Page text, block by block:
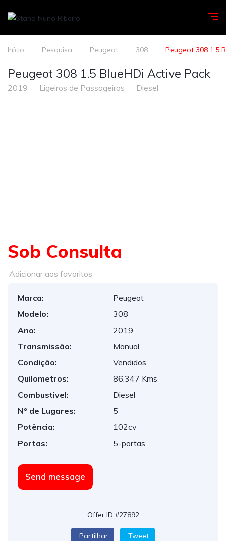
Início Pesquisa Peugeot 308 Peugeot 308 1.5
Peugeot 308 1.5 BlueHDi Active Pack
2019 Ligeiros de Passageiros Diesel
Sob Consulta
Adicionar aos favoritos
Marca:
Peugeot
Modelo:
308
Ano:
2019
Transmissão:
Manual
Condição:
Vendidos
Quilometros:
86,347 Kms
Combustivel:
Diesel
Nº de Lugares:
5
Potência:
102cv
Portas:
5-portas
Send message
Offer ID #27892
Partilhar Tweet